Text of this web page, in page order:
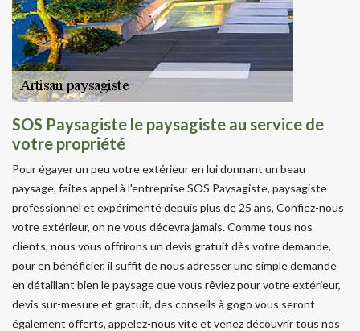
SOS Paysagiste le paysagiste au service de
votre propriété
Pour égayer un peu votre extérieur en lui donnant un beau
paysage, faites appel à l'entreprise SOS Paysagiste, paysagiste
professionnel et expérimenté depuis plus de 25 ans, Confiez-nous
votre extérieur, on ne vous décevra jamais. Comme tous nos
clients, nous vous offrirons un devis gratuit dès votre demande,
pour en bénéficier, il suffit de nous adresser une simple demande
en détaillant bien le paysage que vous rêviez pour votre extérieur,
devis sur-mesure et gratuit, des conseils à gogo vous seront
également offerts, appelez-nous vite et venez découvrir tous nos